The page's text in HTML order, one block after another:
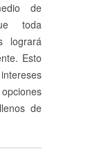
de
toda
logrará
Esto
de